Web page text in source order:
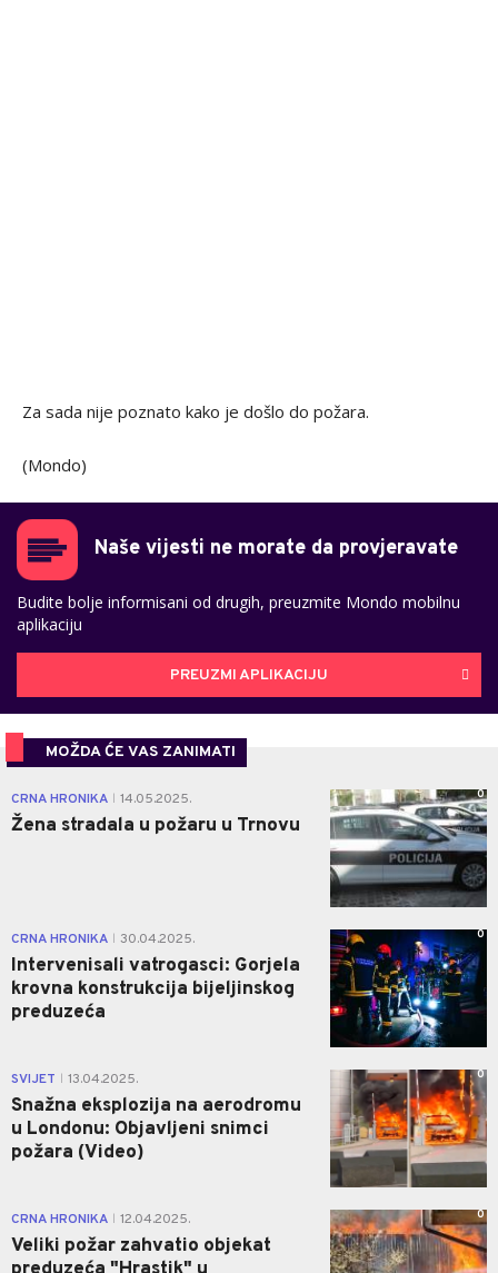
Za sada nije poznato kako je došlo do požara.
(Mondo)
Naše vijesti ne morate da provjeravate
Budite bolje informisani od drugih, preuzmite Mondo mobilnu
aplikaciju
PREUZMI APLIKACIJU
MOŽDA ĆE VAS ZANIMATI
CRNA HRONIKA 14.05.2025.
Žena stradala u požaru u Trnovu
0
CRNA HRONIKA 30.04.2025.
Intervenisali vatrogasci: Gorjela
krovna konstrukcija bijeljinskog
preduzeća
0
SVIJET 13.04.2025.
Snažna eksplozija na aerodromu
u Londonu: Objavljeni snimci
požara (Video)
0
CRNA HRONIKA 12.04.2025.
Veliki požar zahvatio objekat
0